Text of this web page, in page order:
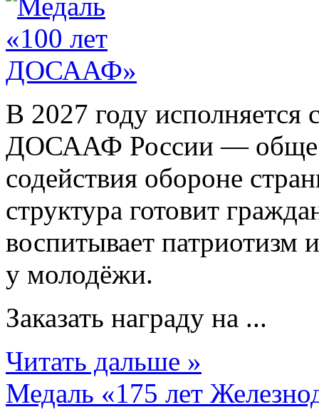
В 2027 году исполняется
ДОСААФ России —
содействия обороне
структура готовит
воспитывает патриотизм
у молодёжи.
Заказать награду на ...
Читать дальше »
Медаль «175 лет